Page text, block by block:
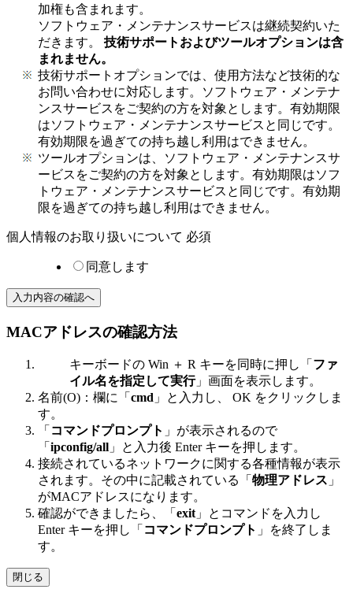
加権も含まれます。
ソフトウェア・メンテナンスサービスは継続契約いた
だきます。 技術サポートおよびツールオプションは含
まれません。
技術サポートオプションでは、使用方法など技術的な
お問い合わせに対応します。ソフトウェア・メンテナ
ンスサービスをご契約の方を対象とします。有効期限
はソフトウェア・メンテナンスサービスと同じです。
有効期限を過ぎての持ち越し利用はできません。
ツールオプションは、ソフトウェア・メンテナンスサ
ービスをご契約の方を対象とします。有効期限はソフ
トウェア・メンテナンスサービスと同じです。有効期
限を過ぎての持ち越し利用はできません。
個人情報のお取り扱いについて 必須
同意します
MACアドレスの確認方法
キーボードの Win ＋ R キーを同時に押し「 ファ
イル名を指定して実行」画面を表示します。
名前(O)：欄に「 cmd 」と入力し、 OK をクリックしま
す。
「 コマンドプロンプト 」が表示されるので
「 ipconfig/all 」と入力後 Enterキーを押します。
接続されているネットワークに関する各種情報が表示
されます。その中に記載されている「 物理アドレス 」
がMACアドレスになります。
確認ができましたら、「 exit 」とコマンドを入力し
Enterキーを押し「 コマンドプロンプト 」を終了しま
す。
閉じる